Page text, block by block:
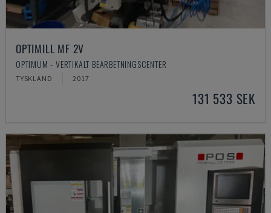
OPTIMILL MF 2V
OPTIMUM - VERTIKALT BEARBETNINGSCENTER
TYSKLAND 2017
131 533 SEK